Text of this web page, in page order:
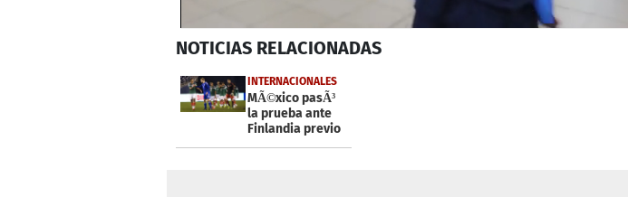
seconds
36
secondsVolume
0%
NOTICIAS RELACIONADAS
INTERNACIONALES
MÃ©xico pasÃ³
la prueba ante
Finlandia previo
a repechaje